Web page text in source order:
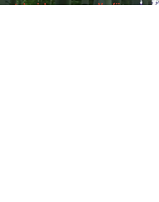
stehe ich gerne zur Verfügung.